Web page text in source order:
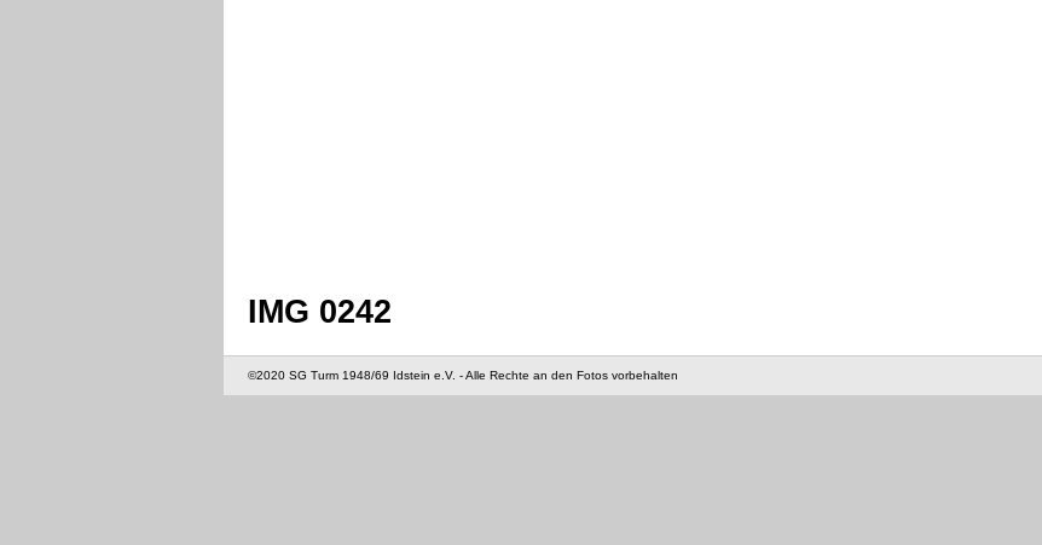
IMG 0242
©2020 SG Turm 1948/69 Idstein e.V. - Alle Rechte an den Fotos vorbehalten